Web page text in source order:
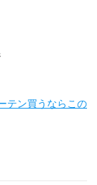
テン買うならこの